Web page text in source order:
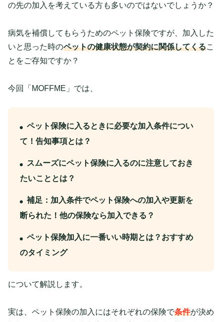
の先の加入を考えている方も多いのではないでしょうか？
病気を補償してもらうためのペット保険ですが、加入した
いと思った時のペットの健康状態が契約に関係してくるこ
とをご存知ですか？
今回「MOFFME」では、
ペット保険に入るときに必要な加入条件につい
て！告知事項とは？
スムーズにペット保険に入るのに注意しておき
たいこととは？
補足：加入条件でペット保険への加入や更新を
断られた！他の保険なら加入できる？
ペット保険加入に一番いい時期とは？おすすめ
のタイミング
について解説します。
実は、ペット保険の加入にはそれぞれの保険で条件が決め